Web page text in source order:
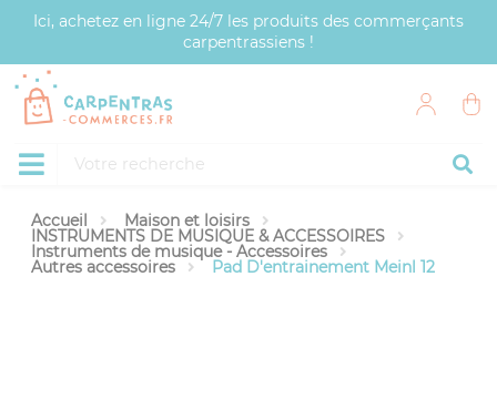
Ici, achetez en ligne 24/7 les produits des commerçants
carpentrassiens !
Accueil Maison et loisirs
INSTRUMENTS DE MUSIQUE & ACCESSOIRES
Instruments de musique - Accessoires
Autres accessoires Pad D'entrainement Meinl 12
Panneau de gestion des cookies